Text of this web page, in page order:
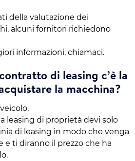
della valutazione dei
alcuni fornitori richiedono
informazioni, chiamaci.
di leasing c’è la
la macchina?
leasing di proprietà devi solo
di leasing in modo che venga
e ti diranno il prezzo che ha